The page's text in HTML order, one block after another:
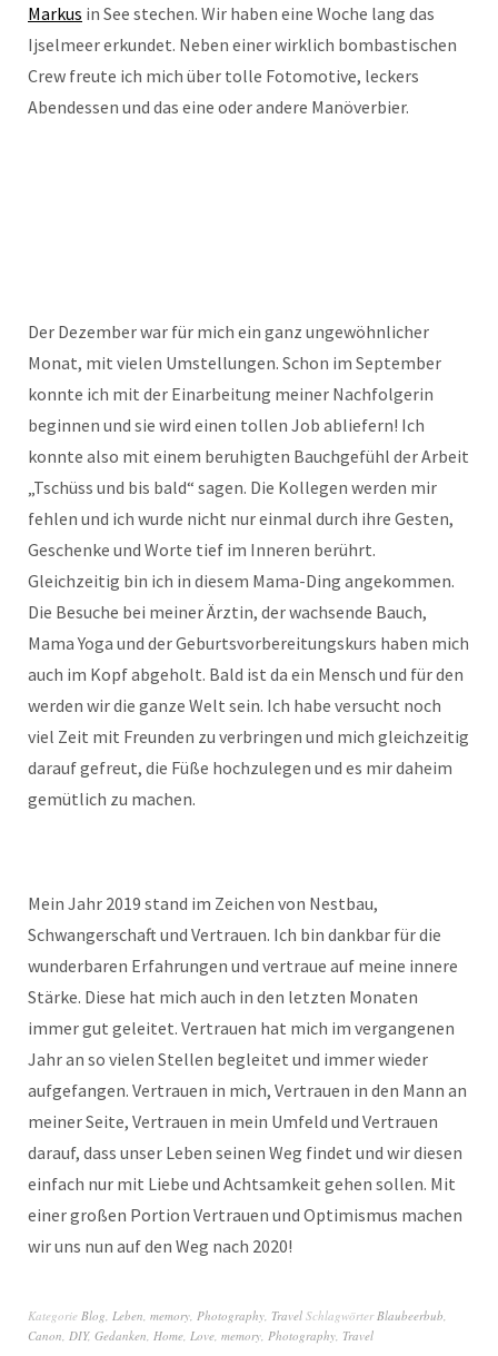
Markus in See stechen. Wir haben eine Woche lang das
Ijselmeer erkundet. Neben einer wirklich bombastischen
Crew freute ich mich über tolle Fotomotive, leckers
Abendessen und das eine oder andere Manöverbier.
Der Dezember war für mich ein ganz ungewöhnlicher
Monat, mit vielen Umstellungen. Schon im September
konnte ich mit der Einarbeitung meiner Nachfolgerin
beginnen und sie wird einen tollen Job abliefern! Ich
konnte also mit einem beruhigten Bauchgefühl der Arbeit
„Tschüss und bis bald“ sagen. Die Kollegen werden mir
fehlen und ich wurde nicht nur einmal durch ihre Gesten,
Geschenke und Worte tief im Inneren berührt.
Gleichzeitig bin ich in diesem Mama-Ding angekommen.
Die Besuche bei meiner Ärztin, der wachsende Bauch,
Mama Yoga und der Geburtsvorbereitungskurs haben mich
auch im Kopf abgeholt. Bald ist da ein Mensch und für den
werden wir die ganze Welt sein. Ich habe versucht noch
viel Zeit mit Freunden zu verbringen und mich gleichzeitig
darauf gefreut, die Füße hochzulegen und es mir daheim
gemütlich zu machen.
Mein Jahr 2019 stand im Zeichen von Nestbau,
Schwangerschaft und Vertrauen. Ich bin dankbar für die
wunderbaren Erfahrungen und vertraue auf meine innere
Stärke. Diese hat mich auch in den letzten Monaten
immer gut geleitet. Vertrauen hat mich im vergangenen
Jahr an so vielen Stellen begleitet und immer wieder
aufgefangen. Vertrauen in mich, Vertrauen in den Mann an
meiner Seite, Vertrauen in mein Umfeld und Vertrauen
darauf, dass unser Leben seinen Weg findet und wir diesen
einfach nur mit Liebe und Achtsamkeit gehen sollen. Mit
einer großen Portion Vertrauen und Optimismus machen
wir uns nun auf den Weg nach 2020!
Kategorie Blog, Leben, memory, Photography, Travel SchlagwörterBlaubeerbub,
Canon, DIY, Gedanken, Home, Love, memory, Photography, Travel